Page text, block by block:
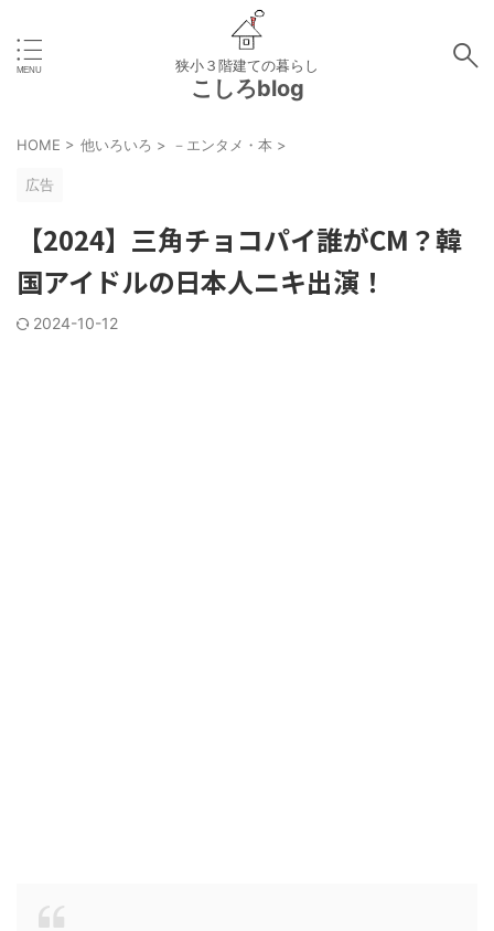
狭小３階建ての暮らし
こしろblog
HOME > 他いろいろ > －エンタメ・本 >
広告
【2024】三角チョコパイ誰がCM？韓
国アイドルの日本人ニキ出演！
2024-10-12